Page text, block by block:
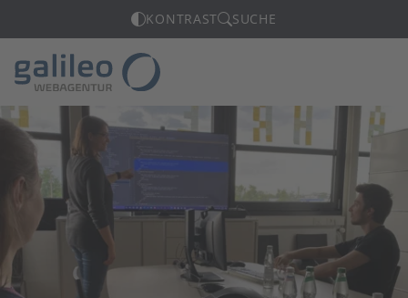
KONTRAST SUCHE